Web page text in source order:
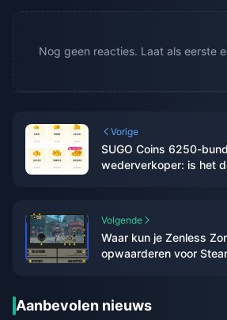
Nog geen reacties. Laat als eerste
Vorige
SUGO Coins 6250-
wederverkoper: is het
Volgende
Waar kun je Zenless
opwaarderen voor
Aanbevolen nieuws